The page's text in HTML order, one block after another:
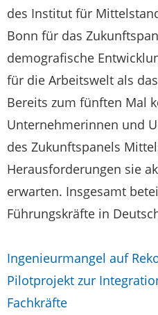
des Institut für
Bonn für das
demografische
für die Arbeitswelt als
Bereits zum fünften Mal
Unternehmerinnen und
des Zukunftspanels
Herausforderungen sie
erwarten. Insgesamt
Führungskräfte in
Ingenieurmangel auf
Pilotprojekt zur
Fachkräfte